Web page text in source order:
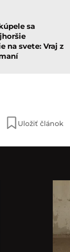
sa
na svete: Vraj z
Uložiť článok